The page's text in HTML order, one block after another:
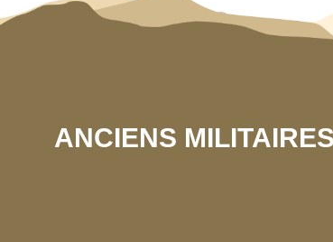
ANCIENS